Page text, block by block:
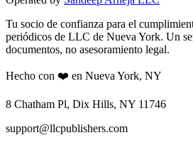
Tu socio de confianza para el
periódicos de LLC de Nueva York. Un
documentos, no asesoramiento legal.
Hecho con ❤️ en Nueva York, NY
8 Chatham Pl, Dix Hills, NY 11746
support@llcpublishers.com